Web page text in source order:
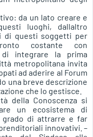
da un lato creare e
luoghi, dallaltro
di questi soggetti per
costante con
di integrare la prima
metropolitana invita
ad aderire al Forum
una breve descrizione
che lo gestisce.
della Conoscenza si
un ecosistema di
di attrarre e far
innovativi. –